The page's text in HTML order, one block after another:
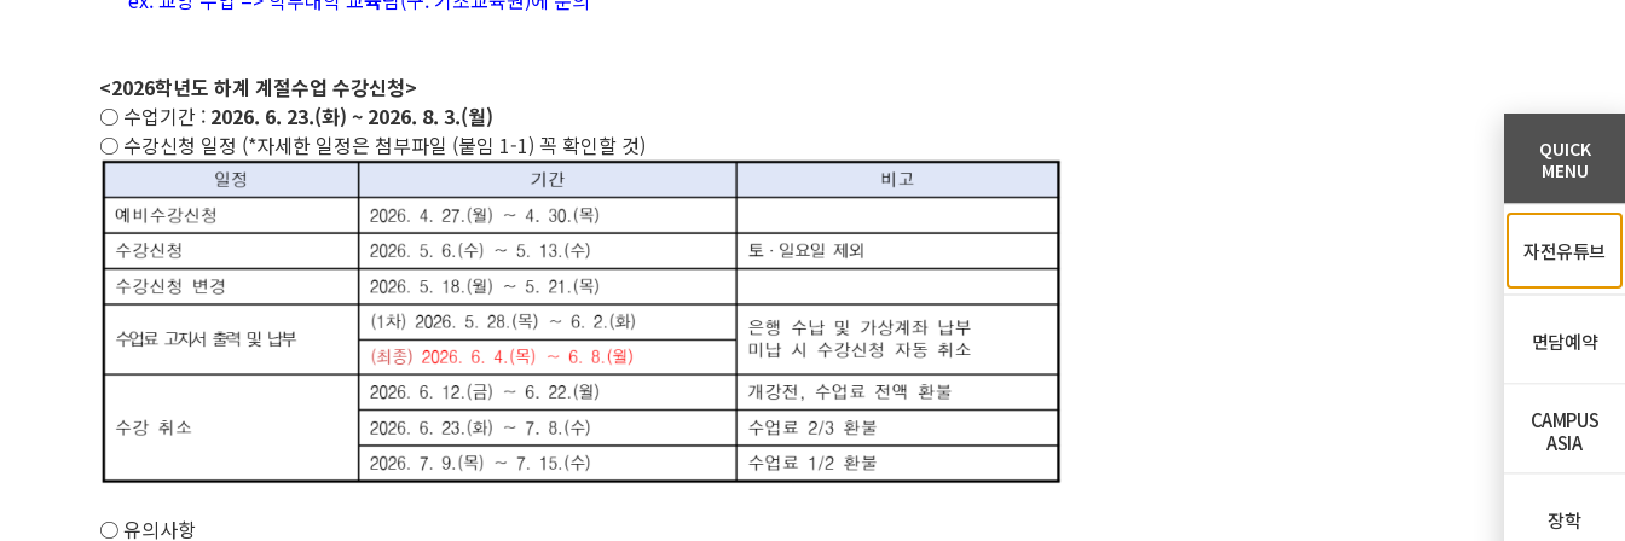
<2026학년도 하계 계절수업 수강신청>
○ 수업기간 : 2026. 6. 23.(화) ~ 2026. 8. 3.(월)
○ 수강신청 일정 (*자세한 일정은 첨부파일 (붙임 1-1) 꼭 확인할 것)
○ 유의사항
QUICK
MENU
자전유튜브
면담예약
CAMPUS
ASIA
장학